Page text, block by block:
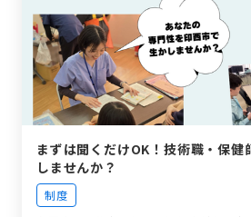
まずは聞くだけOK！技術職・保健
しませんか？
制度